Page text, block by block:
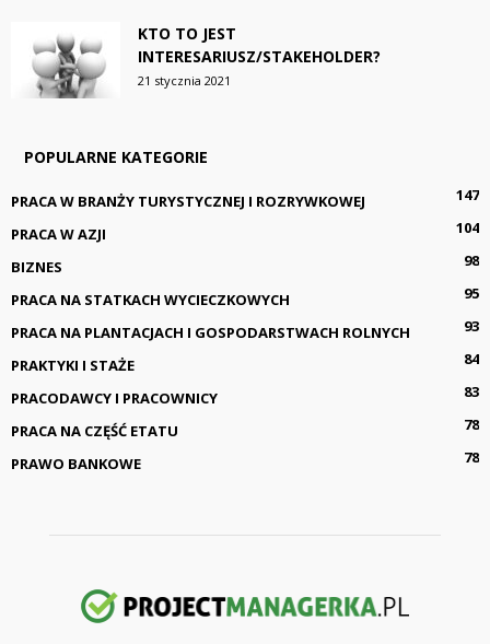
KTO TO JEST
INTERESARIUSZ/STAKEHOLDER?
21 stycznia 2021
POPULARNE KATEGORIE
PRACA W BRANŻY TURYSTYCZNEJ I ROZRYWKOWEJ
147
PRACA W AZJI
104
BIZNES
98
PRACA NA STATKACH WYCIECZKOWYCH
95
PRACA NA PLANTACJACH I GOSPODARSTWACH ROLNYCH
93
PRAKTYKI I STAŻE
84
PRACODAWCY I PRACOWNICY
83
PRACA NA CZĘŚĆ ETATU
78
PRAWO BANKOWE
78